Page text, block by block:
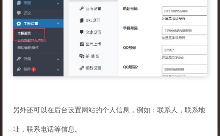
另外还可以在后台设置网站的个人信息，例如：联系人，联系地
址，联系电话等信息。